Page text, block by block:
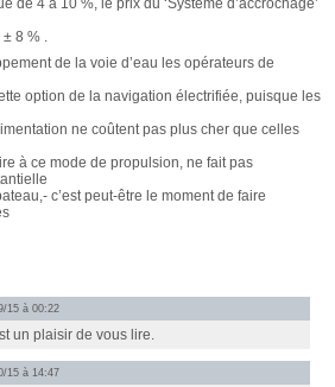
de 4 à 10 %, le prix du ‘Système d’accrochage’
8 % .
de la voie d’eau les opérateurs de
option de la navigation électrifiée, puisque les
ne coûtent pas plus cher que celles
à ce mode de propulsion, ne fait pas
c’est peut-être le moment de faire
15 à 00:22
un plaisir de vous lire.
15 à 14:47